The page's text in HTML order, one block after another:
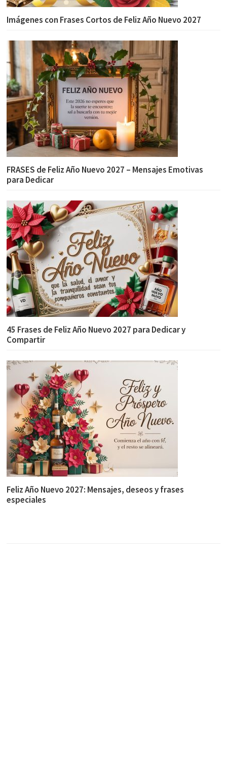
Imágenes con Frases Cortos de Feliz Año Nuevo 2027
FRASES de Feliz Año Nuevo 2027 – Mensajes Emotivas
para Dedicar
45 Frases de Feliz Año Nuevo 2027 para Dedicar y
Compartir
Feliz Año Nuevo 2027: Mensajes, deseos y frases
especiales